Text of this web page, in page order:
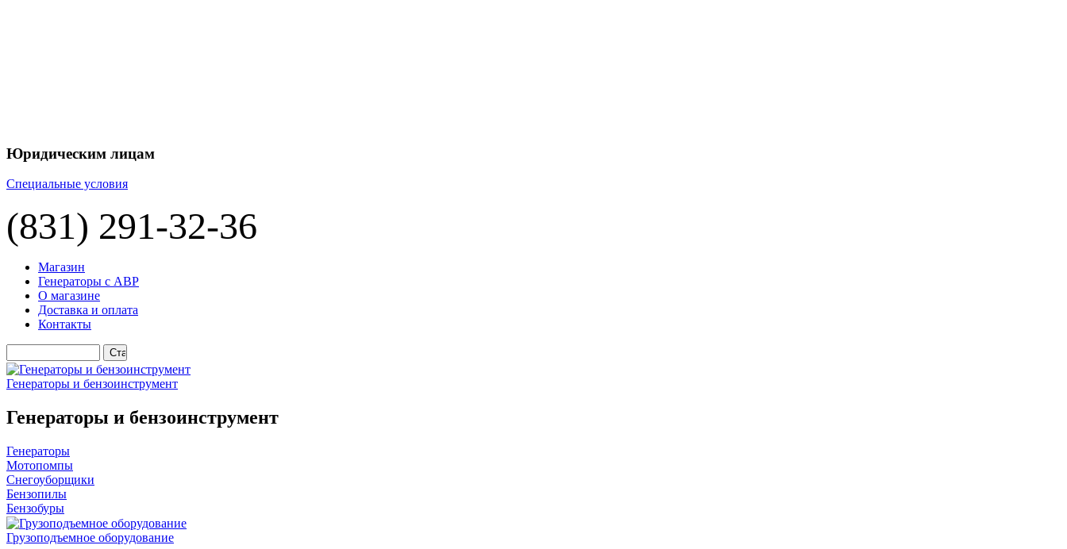
Юридическим лицам
Специальные условия
(831) 291-32-36
Магазин
Генераторы с АВР
О магазине
Доставка и оплата
Контакты
Генераторы и бензоинструмент
Генераторы и бензоинструмент
Генераторы
Мотопомпы
Снегоуборщики
Бензопилы
Бензобуры
Грузоподъемное оборудование